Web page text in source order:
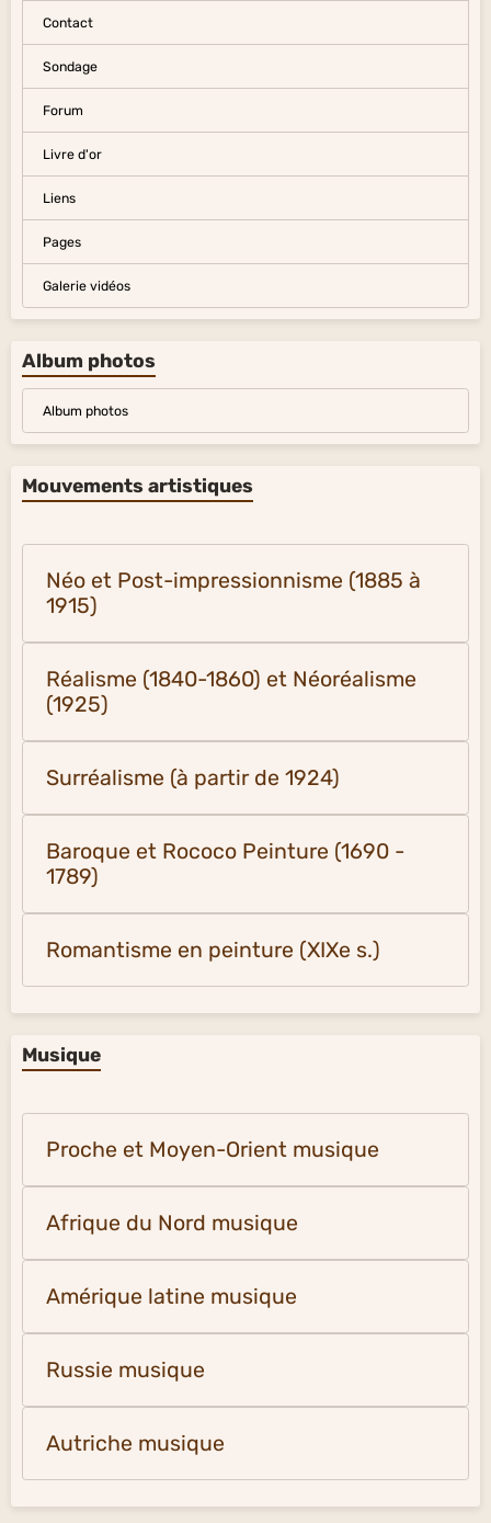
Contact
Sondage
Forum
Livre d'or
Liens
Pages
Galerie vidéos
Album photos
Album photos
Mouvements artistiques
Néo et Post-impressionnisme (1885 à
1915)
Réalisme (1840-1860) et Néoréalisme
(1925)
Surréalisme (à partir de 1924)
Baroque et Rococo Peinture (1690 -
1789)
Romantisme en peinture (XIXe s.)
Musique
Proche et Moyen-Orient musique
Afrique du Nord musique
Amérique latine musique
Russie musique
Autriche musique